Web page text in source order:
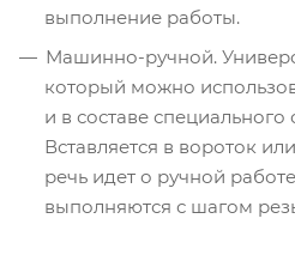
выполнение работы.
Машинно-ручной.
который можно
и в составе
Вставляется в вороток
речь идет о ручной
выполняются с шагом